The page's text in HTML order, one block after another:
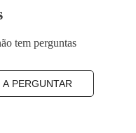
tem perguntas
PERGUNTAR